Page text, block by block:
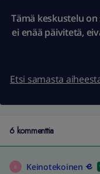
Tämä keskustelu
ei enää päivitetä,
Etsi samasta
6 kommenttia
K Keinotekoinen